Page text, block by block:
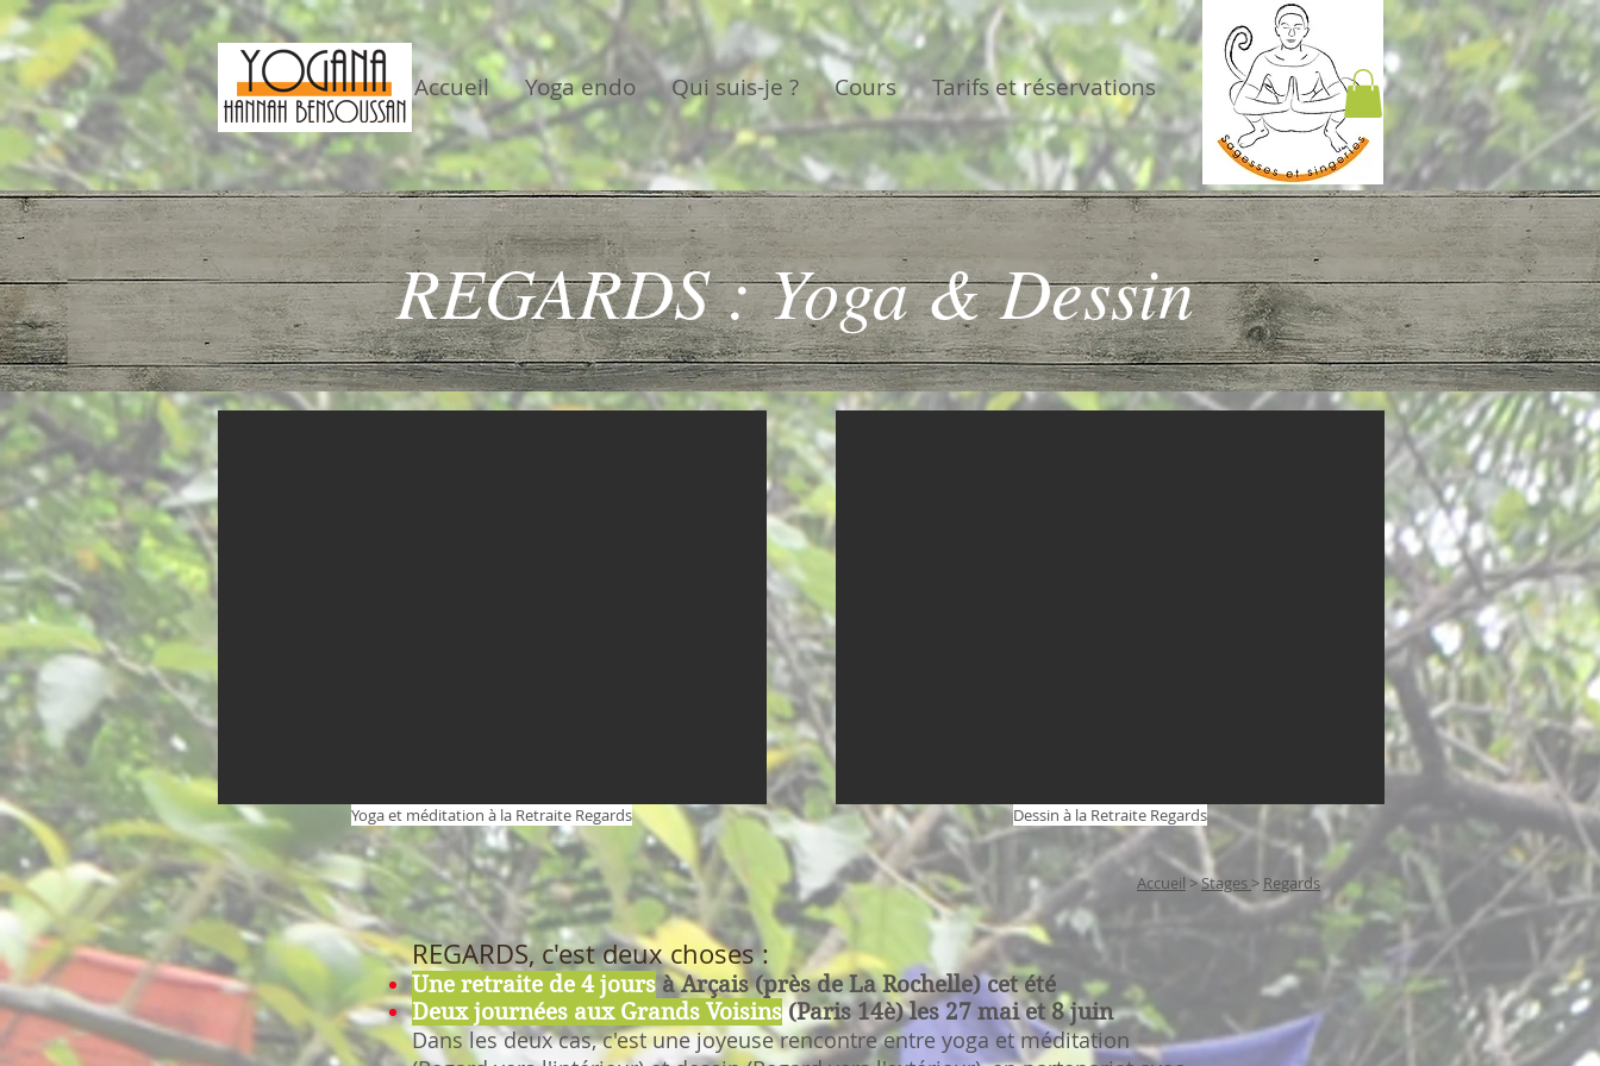
Accueil Yoga endo Qui suis-je ? Cours Tarifs et réservations
REGARDS : Yoga & Dessin
Yoga et méditation à la Retraite Regards Dessin à la Retraite Regards
Accueil >Stages > Regards
REGARDS, c'est deux choses :
Une retraite de 4 jours à Arçais (près de La Rochelle) cetété
Deux journées aux Grands Voisins(Paris 14è) les 27 mai et 8 juin
Dans les deux cas, c'est une joyeuse rencontre entre yoga et méditation